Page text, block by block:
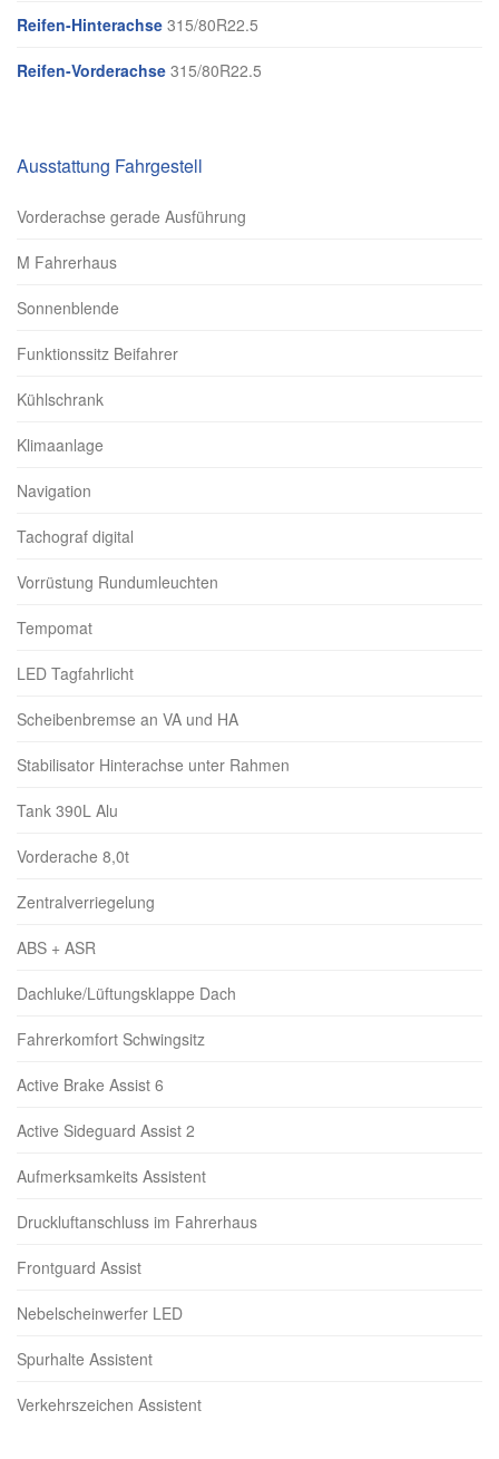
Reifen-Hinterachse 315/80R22.5
Reifen-Vorderachse 315/80R22.5
Ausstattung Fahrgestell
Vorderachse gerade Ausführung
M Fahrerhaus
Sonnenblende
Funktionssitz Beifahrer
Kühlschrank
Klimaanlage
Navigation
Tachograf digital
Vorrüstung Rundumleuchten
Tempomat
LED Tagfahrlicht
Scheibenbremse an VA und HA
Stabilisator Hinterachse unter Rahmen
Tank 390L Alu
Vorderache 8,0t
Zentralverriegelung
ABS + ASR
Dachluke/Lüftungsklappe Dach
Fahrerkomfort Schwingsitz
Active Brake Assist 6
Active Sideguard Assist 2
Aufmerksamkeits Assistent
Druckluftanschluss im Fahrerhaus
Frontguard Assist
Nebelscheinwerfer LED
Spurhalte Assistent
Verkehrszeichen Assistent